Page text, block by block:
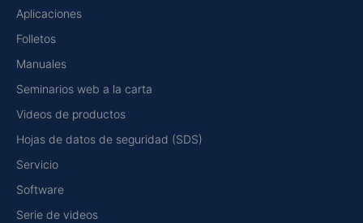
Aplicaciones
Folletos
Manuales
Seminarios web a la carta
Videos de productos
Hojas de datos de seguridad (SDS)
Servicio
Software
Serie de videos